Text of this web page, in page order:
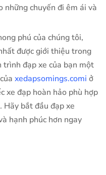
những chuyến đi êm ái và
phú của chúng tôi,
được giới thiệu trong
trình đạp xe của bạn một
xedapsomings.comi ở
xe đạp hoàn hảo phù hợp
Hãy bắt đầu đạp xe
hạnh phúc hơn ngay